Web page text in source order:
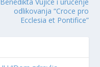
odlikovanja “Croce pro
Ecclesia et Pontifice”